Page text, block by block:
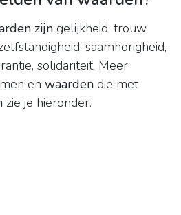
zijn gelijkheid, trouw,
saamhorigheid,
solidariteit. Meer
en waarden die met
zie je hieronder.